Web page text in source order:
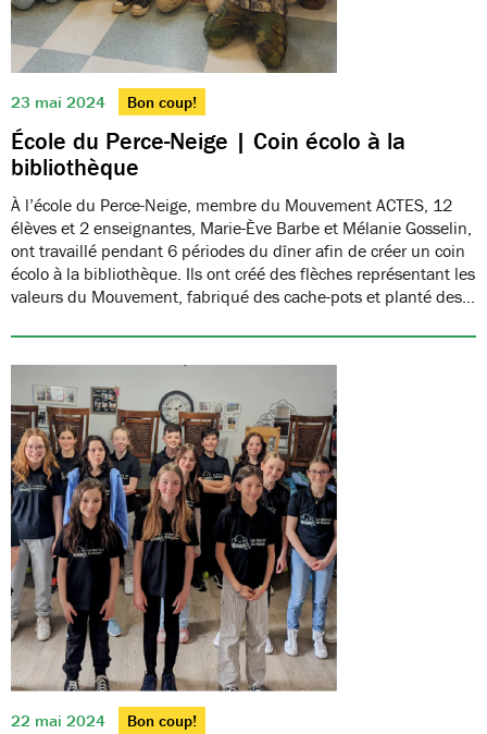
23 mai 2024 Bon coup!
École du Perce-Neige | Coin écolo à la
bibliothèque
À l’école du Perce-Neige, membre du Mouvement ACTES, 12
élèves et 2 enseignantes, Marie-Ève Barbe et Mélanie Gosselin,
ont travaillé pendant 6 périodes du dîner afin de créer un coin
écolo à la bibliothèque. Ils ont créé des flèches représentant les
valeurs du Mouvement, fabriqué des cache-pots et planté des…
22 mai 2024 Bon coup!